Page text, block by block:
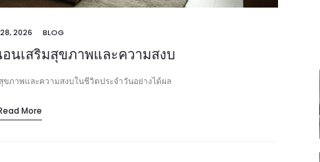
2026 BLOG
นเสริมสุขภาพและความสงบ
ขภาพและความสงบในชีวิตประจำวันอย่างได้ผล
More